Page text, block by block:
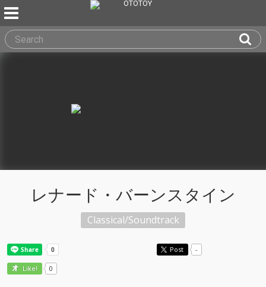
レナード・バーンスタイン
Classical/Soundtrack
Post -
Like! 0